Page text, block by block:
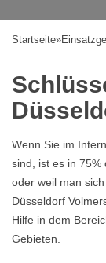
Startseite»
Wenn Sie im
sind, ist es in 75%
oder weil man
Düsseldorf
Hilfe in dem
Gebieten.